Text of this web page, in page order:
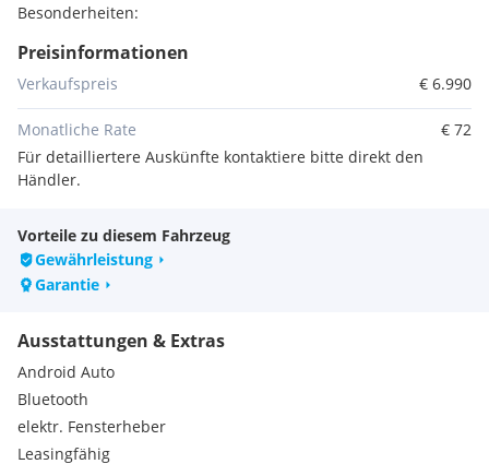
Besonderheiten:
KmH Variante erhältlich)
*Brushless Motor
*Automatik Getriebe mit Untersetzung für Schwere Lasten
*Kippbare Ladefläche
*Lüftung/Heizung
*Untersetzungsgetriebe
*Multimedia Center
*Fahrzeugmaße (L x B x H) ca.: 3160mm x 1200mm x 1700mm
*Ladefläche (L x B) ca.: 1520mm x 1100mm
*Optional auf Aufpreis größerer Akku erhältlich
Ersatzteile sind jederzeit über uns erhältlich.
Das Gewährleistungsrecht wird auf Grund der China Qualität
eingeschränkt.
Preisinformationen
Verkaufspreis € 6.990
Monatliche Rate
€ 72
Für detailliertere Auskünfte kontaktiere bitte direkt den
Händler.
Vorteile zu diesem Fahrzeug
Gewährleistung
Garantie
Ausstattungen & Extras
Android Auto
Bluetooth
elektr. Fensterheber
Leasingfähig